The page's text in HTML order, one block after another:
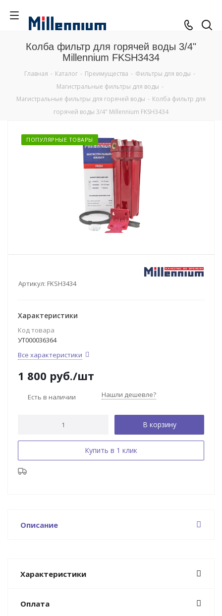
Колба фильтр для горячей воды 3/4"
Millennium FKSH3434
Главная - Каталог - Преимущества - Фильтры для воды -
Магистральные фильтры для воды -
Магистральные фильтры для горячей воды - Колба фильтр для
горячей воды 3/4" Millennium FKSH3434
ПОПУЛЯРНЫЕ ТОВАРЫ
Артикул: FKSH3434
Характеристики
Код товара
УТ000036364
Все характеристики
1 800 руб./шт
Есть в наличии Нашли дешевле?
В корзину
Купить в 1 клик
Описание
Характеристики
Оплата